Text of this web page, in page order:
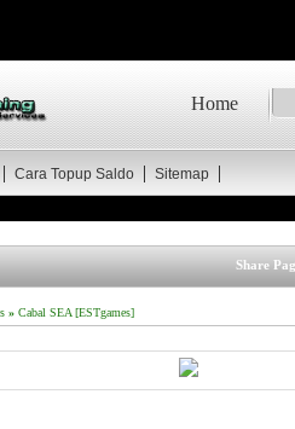
Home
Cara Topup Saldo Sitemap
Share
» Cabal SEA [ESTgames]